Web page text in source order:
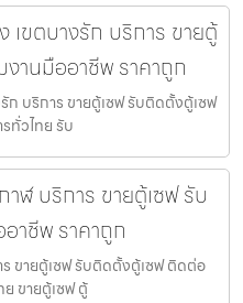
เขตบางรัก บริการ ขายตู้
านมืออาชีพ ราคาถูก
ก บริการ ขายตู้เซฟ รับติดตั้งตู้เซฟ
ทั่วไทย รับ
ฬ บริการ ขายตู้เซฟ รับ
าชีพ ราคาถูก
ขายตู้เซฟ รับติดตั้งตู้เซฟ ติดต่อ
ขายตู้เซฟ ตู้